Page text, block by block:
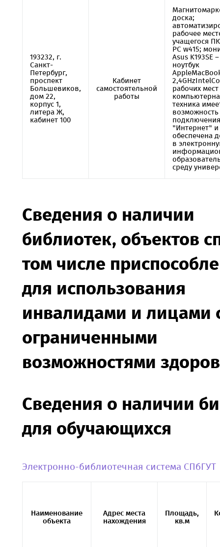
193232, г.
Санкт-
Петербург,
проспект
Большевиков,
дом 22,
корпус 1,
литера Ж,
кабинет 100
Кабинет
самостоятельной
работы
доска;
рабочее
учащегося
PC w415;
Asus K193SE
ноутбук
рабочих
техника
возможность
"Интернет" и
обеспечена
в
среду
Сведения о наличии
библиотек, объектов
том числе
для использования
инвалидами и лицами
ограниченными
возможностями
Сведения о наличии
для обучающихся
Электронно-библиотечная система СПбГУТ
Наименование
объекта
Адрес места
нахождения
Площадь,
кв.м